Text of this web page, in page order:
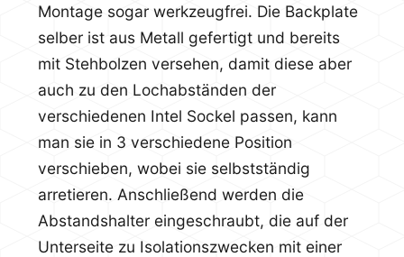
Montage sogar werkzeugfrei. Die Backplate
selber ist aus Metall gefertigt und bereits
mit Stehbolzen versehen, damit diese aber
auch zu den Lochabständen der
verschiedenen Intel Sockel passen, kann
man sie in 3 verschiedene Position
verschieben, wobei sie selbstständig
arretieren. Anschließend werden die
Abstandshalter eingeschraubt, die auf der
Unterseite zu Isolationszwecken mit einer